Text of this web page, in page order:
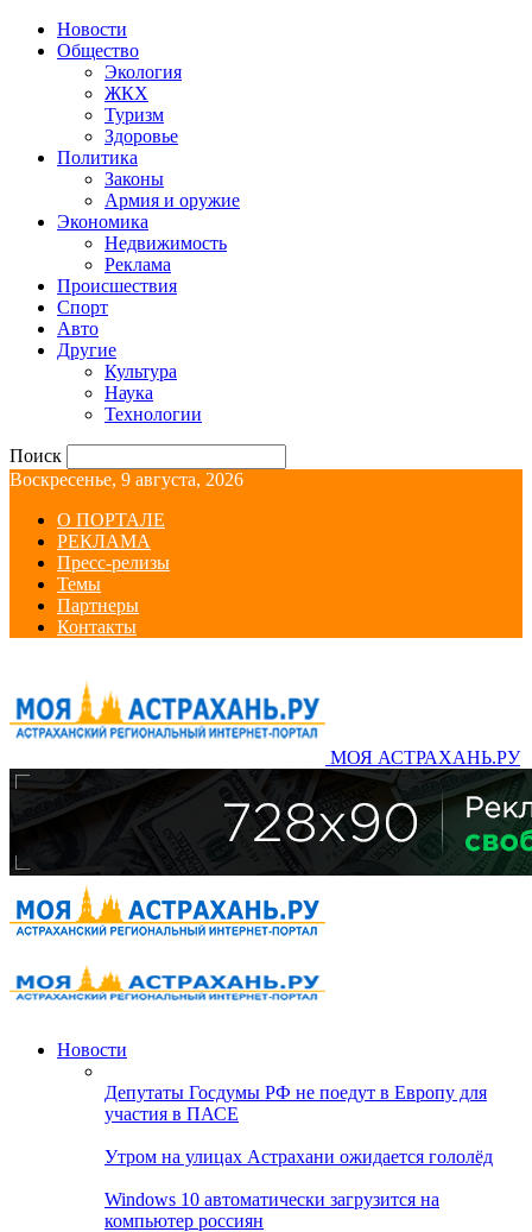
Новости
Общество
Экология
ЖКХ
Туризм
Здоровье
Политика
Законы
Армия и оружие
Экономика
Недвижимость
Реклама
Происшествия
Спорт
Авто
Другие
Культура
Наука
Технологии
Поиск
Воскресенье, 9 августа, 2026
О ПОРТАЛЕ
РЕКЛАМА
Пресс-релизы
Темы
Партнеры
Контакты
МОЯ АСТРАХАНЬ.РУ
Новости
Депутаты Госдумы РФ не поедут в Европу для
участия в ПАСЕ
Утром на улицах Астрахани ожидается гололёд
Windows 10 автоматически загрузится на
компьютер россиян